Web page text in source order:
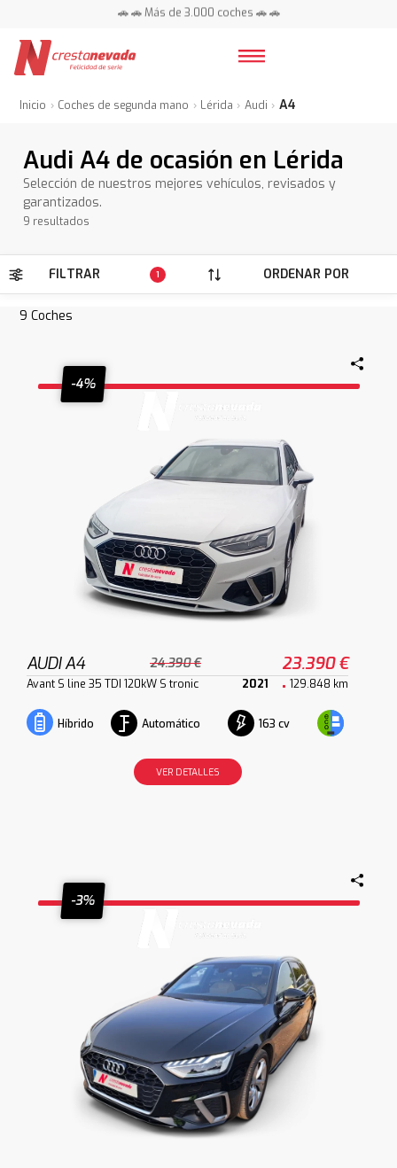
📍 Centros en toda España ⭐
📍 Centros en toda España ⭐
Inicio Coches de segunda mano Lérida Audi A4
Audi A4 de ocasión en Lérida
Selección de nuestros mejores vehículos, revisados y
garantizados.
9 resultados
FILTRAR 1 ORDENAR POR
9 Coches
-4%
AUDI A4 24.390 € 23.390 €
Avant S line 35 TDI 120kW S tronic 2021 129.848 km
Híbrido Automático 163 cv
VER DETALLES
-3%